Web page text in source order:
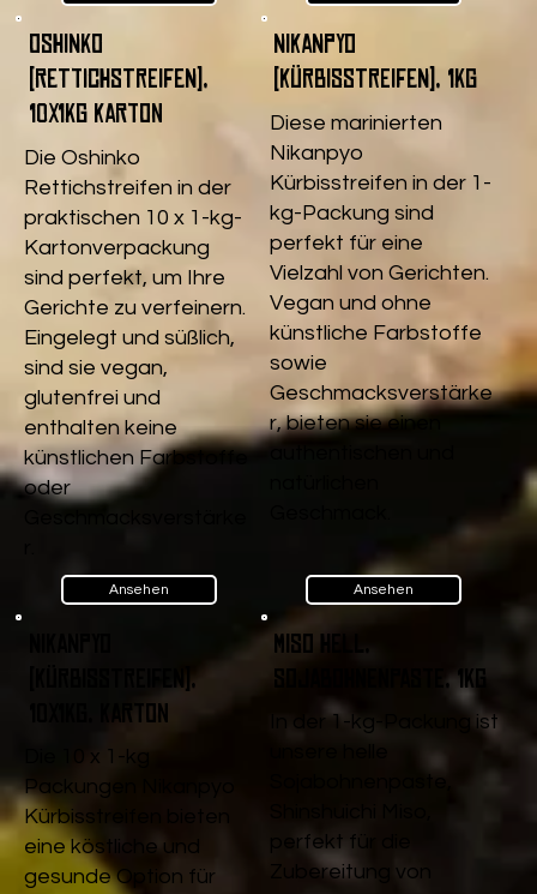
Oshinko
(Rettichstreifen),
10x1kg Karton
Die Oshinko
Rettichstreifen in der
praktischen 10 x 1-kg-
Kartonverpackung
sind perfekt, um Ihre
Gerichte zu verfeinern.
Eingelegt und süßlich,
sind sie vegan,
glutenfrei und
enthalten keine
künstlichen Farbstoffe
oder
Ansehen
Nikanpyo
(Kürbisstreifen), 1kg
Diese marinierten
Nikanpyo
Kürbisstreifen in der 1-
kg-Packung sind
perfekt für eine
Vielzahl von Gerichten.
Vegan und ohne
künstliche Farbstoffe
sowie
Geschmacksverstärke
r, bieten sie einen
Ansehen
(Kürbisstreifen),
10x1kg, Karton
Die 10 x 1-kg
Packungen Nikanpyo
Kürbisstreifen bieten
eine köstliche und
gesunde Option für
Miso Hell,
Sojabohnenpaste, 1kg
In der 1-kg-Packung ist
perfekt für die
Zubereitung von